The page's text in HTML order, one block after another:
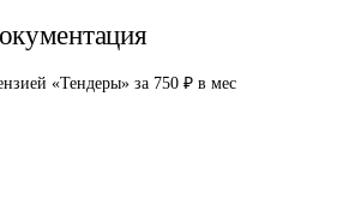
«Тендеры» за 750 ₽ в мес